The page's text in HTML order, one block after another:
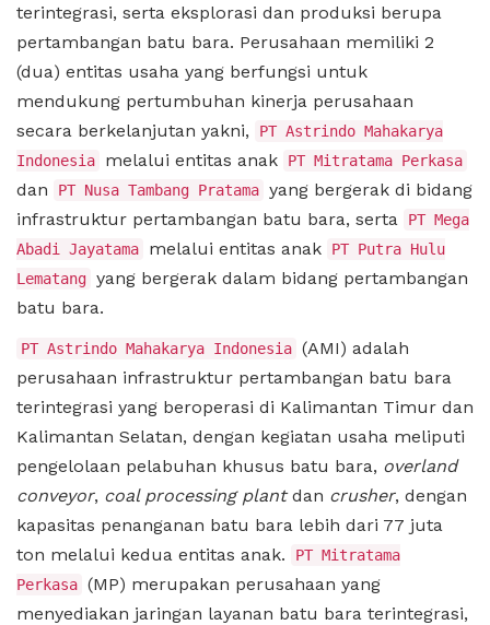
terintegrasi, serta eksplorasi dan produksi berupa
pertambangan batu bara. Perusahaan memiliki 2
(dua) entitas usaha yang berfungsi untuk
mendukung pertumbuhan kinerja perusahaan
secara berkelanjutan yakni,
PT Astrindo Mahakarya
Indonesia
melalui entitas anak PT Mitratama Perkasa
dan PT Nusa Tambang Pratama yang bergerak di bidang
infrastruktur pertambangan batu bara, serta
PT Mega
Abadi Jayatama
melalui entitas anak
PT Putra Hulu
Lematang yang bergerak dalam bidang pertambangan
batu bara.
PT Astrindo Mahakarya Indonesia (AMI) adalah
perusahaan infrastruktur pertambangan batu bara
terintegrasi yang beroperasi di Kalimantan Timur dan
Kalimantan Selatan, dengan kegiatan usaha meliputi
pengelolaan pelabuhan khusus batu bara, overland
conveyor, coal processing plantdan crusher, dengan
kapasitas penanganan batu bara lebih dari 77 juta
ton melalui kedua entitas anak.
PT Mitratama
Perkasa (MP) merupakan perusahaan yang
menyediakan jaringan layanan batu bara terintegrasi,